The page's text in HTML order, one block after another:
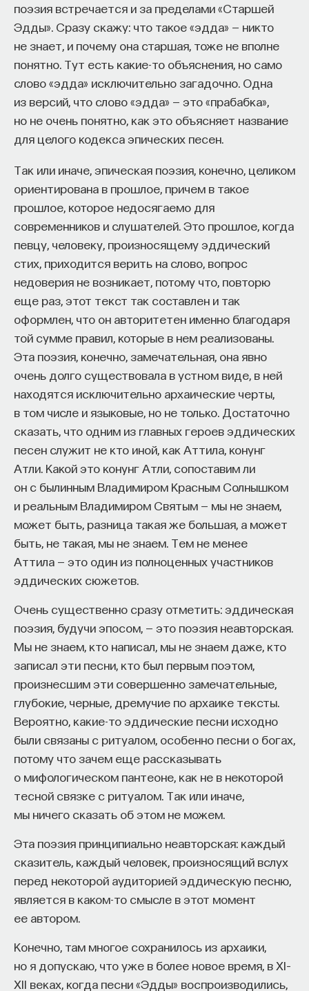
поэзия встречается и за пределами «Старшей
Эдды». Сразу скажу: что такое «эдда» — никто
не знает, и почему она старшая, тоже не вполне
понятно. Тут есть какие-то объяснения, но само
слово «эдда» исключительно загадочно. Одна
из версий, что слово «эдда» — это «прабабка»,
но не очень понятно, как это объясняет название
для целого кодекса эпических песен.
Так или иначе, эпическая поэзия, конечно, целиком
ориентирована в прошлое, причем в такое
прошлое, которое недосягаемо для
современников и слушателей. Это прошлое, когда
певцу, человеку, произносящему эддический
стих, приходится верить на слово, вопрос
недоверия не возникает, потому что, повторю
еще раз, этот текст так составлен и так
оформлен, что он авторитетен именно благодаря
той сумме правил, которые в нем реализованы.
Эта поэзия, конечно, замечательная, она явно
очень долго существовала в устном виде, в ней
находятся исключительно архаические черты,
в том числе и языковые, но не только. Достаточно
сказать, что одним из главных героев эддических
песен служит не кто иной, как Аттила, конунг
Атли. Какой это конунг Атли, сопоставим ли
он с былинным Владимиром Красным Солнышком
и реальным Владимиром Святым — мы не знаем,
может быть, разница такая же большая, а может
быть, не такая, мы не знаем. Тем не менее
Аттила — это один из полноценных участников
эддических сюжетов.
Очень существенно сразу отметить: эддическая
поэзия, будучи эпосом, — это поэзия неавторская.
Мы не знаем, кто написал, мы не знаем даже, кто
записал эти песни, кто был первым поэтом,
произнесшим эти совершенно замечательные,
глубокие, черные, дремучие по архаике тексты.
Вероятно, какие-то эддические песни исходно
были связаны с ритуалом, особенно песни о богах,
потому что зачем еще рассказывать
о мифологическом пантеоне, как не в некоторой
тесной связке с ритуалом. Так или иначе,
мы ничего сказать об этом не можем.
Эта поэзия принципиально неавторская: каждый
сказитель, каждый человек, произносящий вслух
перед некоторой аудиторией эддическую песню,
является в каком-то смысле в этот момент
ее автором.
Конечно, там многое сохранилось из архаики,
но я допускаю, что уже в более новое время, в XI–
XII веках, когда песни «Эдды» воспроизводились,
Специалистов с STEM-образованием,
желающих сменить сферу деятельности;
Тех, кто пока не имеет достаточного опыта
работы в индустрии, но стремится развивать
необходимые навыки.
Для уже готовых специалистов достаточно
оставить информацию о себе: образование, опыт
иностранными языками. КомандаNaukka Talents
будет искать, где эти навыки могут быть
применены, и поможет найти международную
deep tech или биотех компанию, где человек
сможет раскрыть свои таланты.​ Для тех, кто ещё
набирается опыта, сервис предлагает вебинары
и индивидуальные консультации, чтобы понять,
как развить необходимые навыки. Позднее будет
запущена серия спецпроектов, рассказывающих
о разных индустриях и их устройстве.​
Если у вас есть STEM-образование или опыт
в исследовательской сфере — это ваш шанс
выйти на глобальный уровень. Помогите вместе
приблизить Четвёртую индустриальную
революцию и найти своё место в инновационном
будущем! ​
Заполните анкету и загрузите своё резюме,
чтобы стать участником программы
https://postnauka.org/link/tal1125_blog1
11/24/2025
НАД МАТЕРИАЛОМ РАБОТАЛИ
ПостНаука
команда ПостНауки
Сения Долгачева
редактор ПостНауки
ТЕХНОЛОГИИ
644 публикации
ТЕХНОЛОГИИ МАТЕМАТИКА ОБРАЗОВАНИЕ